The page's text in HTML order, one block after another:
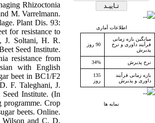
اطلاعات آماری
میانگین بازه زمانی
فرآیند داوری و نرخ
پذیرش
90 روز
نرخ پذیرش 34%
بازه زمانی فرآیند
داوری و پذیرش
135
روز
نمایه ها
Rhizoctonia
M. Varrelmann.
Plant Dis. 93:
for resistance to
J. Soltani, H. R.
Seed Institute.
resistance from
with English
beet in BC1/F2
F. Taleghani, J.
Institute. (In
programme. Crop
beets. Online.
Wilson and C. D.